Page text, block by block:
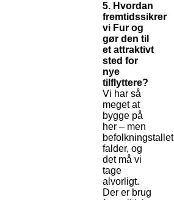
5. Hvordan
fremtidssikrer
vi Fur og
gør den til
et attraktivt
sted for
nye
tilflyttere?
Vi har så
meget at
bygge på
her – men
befolkningstallet
falder, og
det må vi
tage
alvorligt.
Der er brug